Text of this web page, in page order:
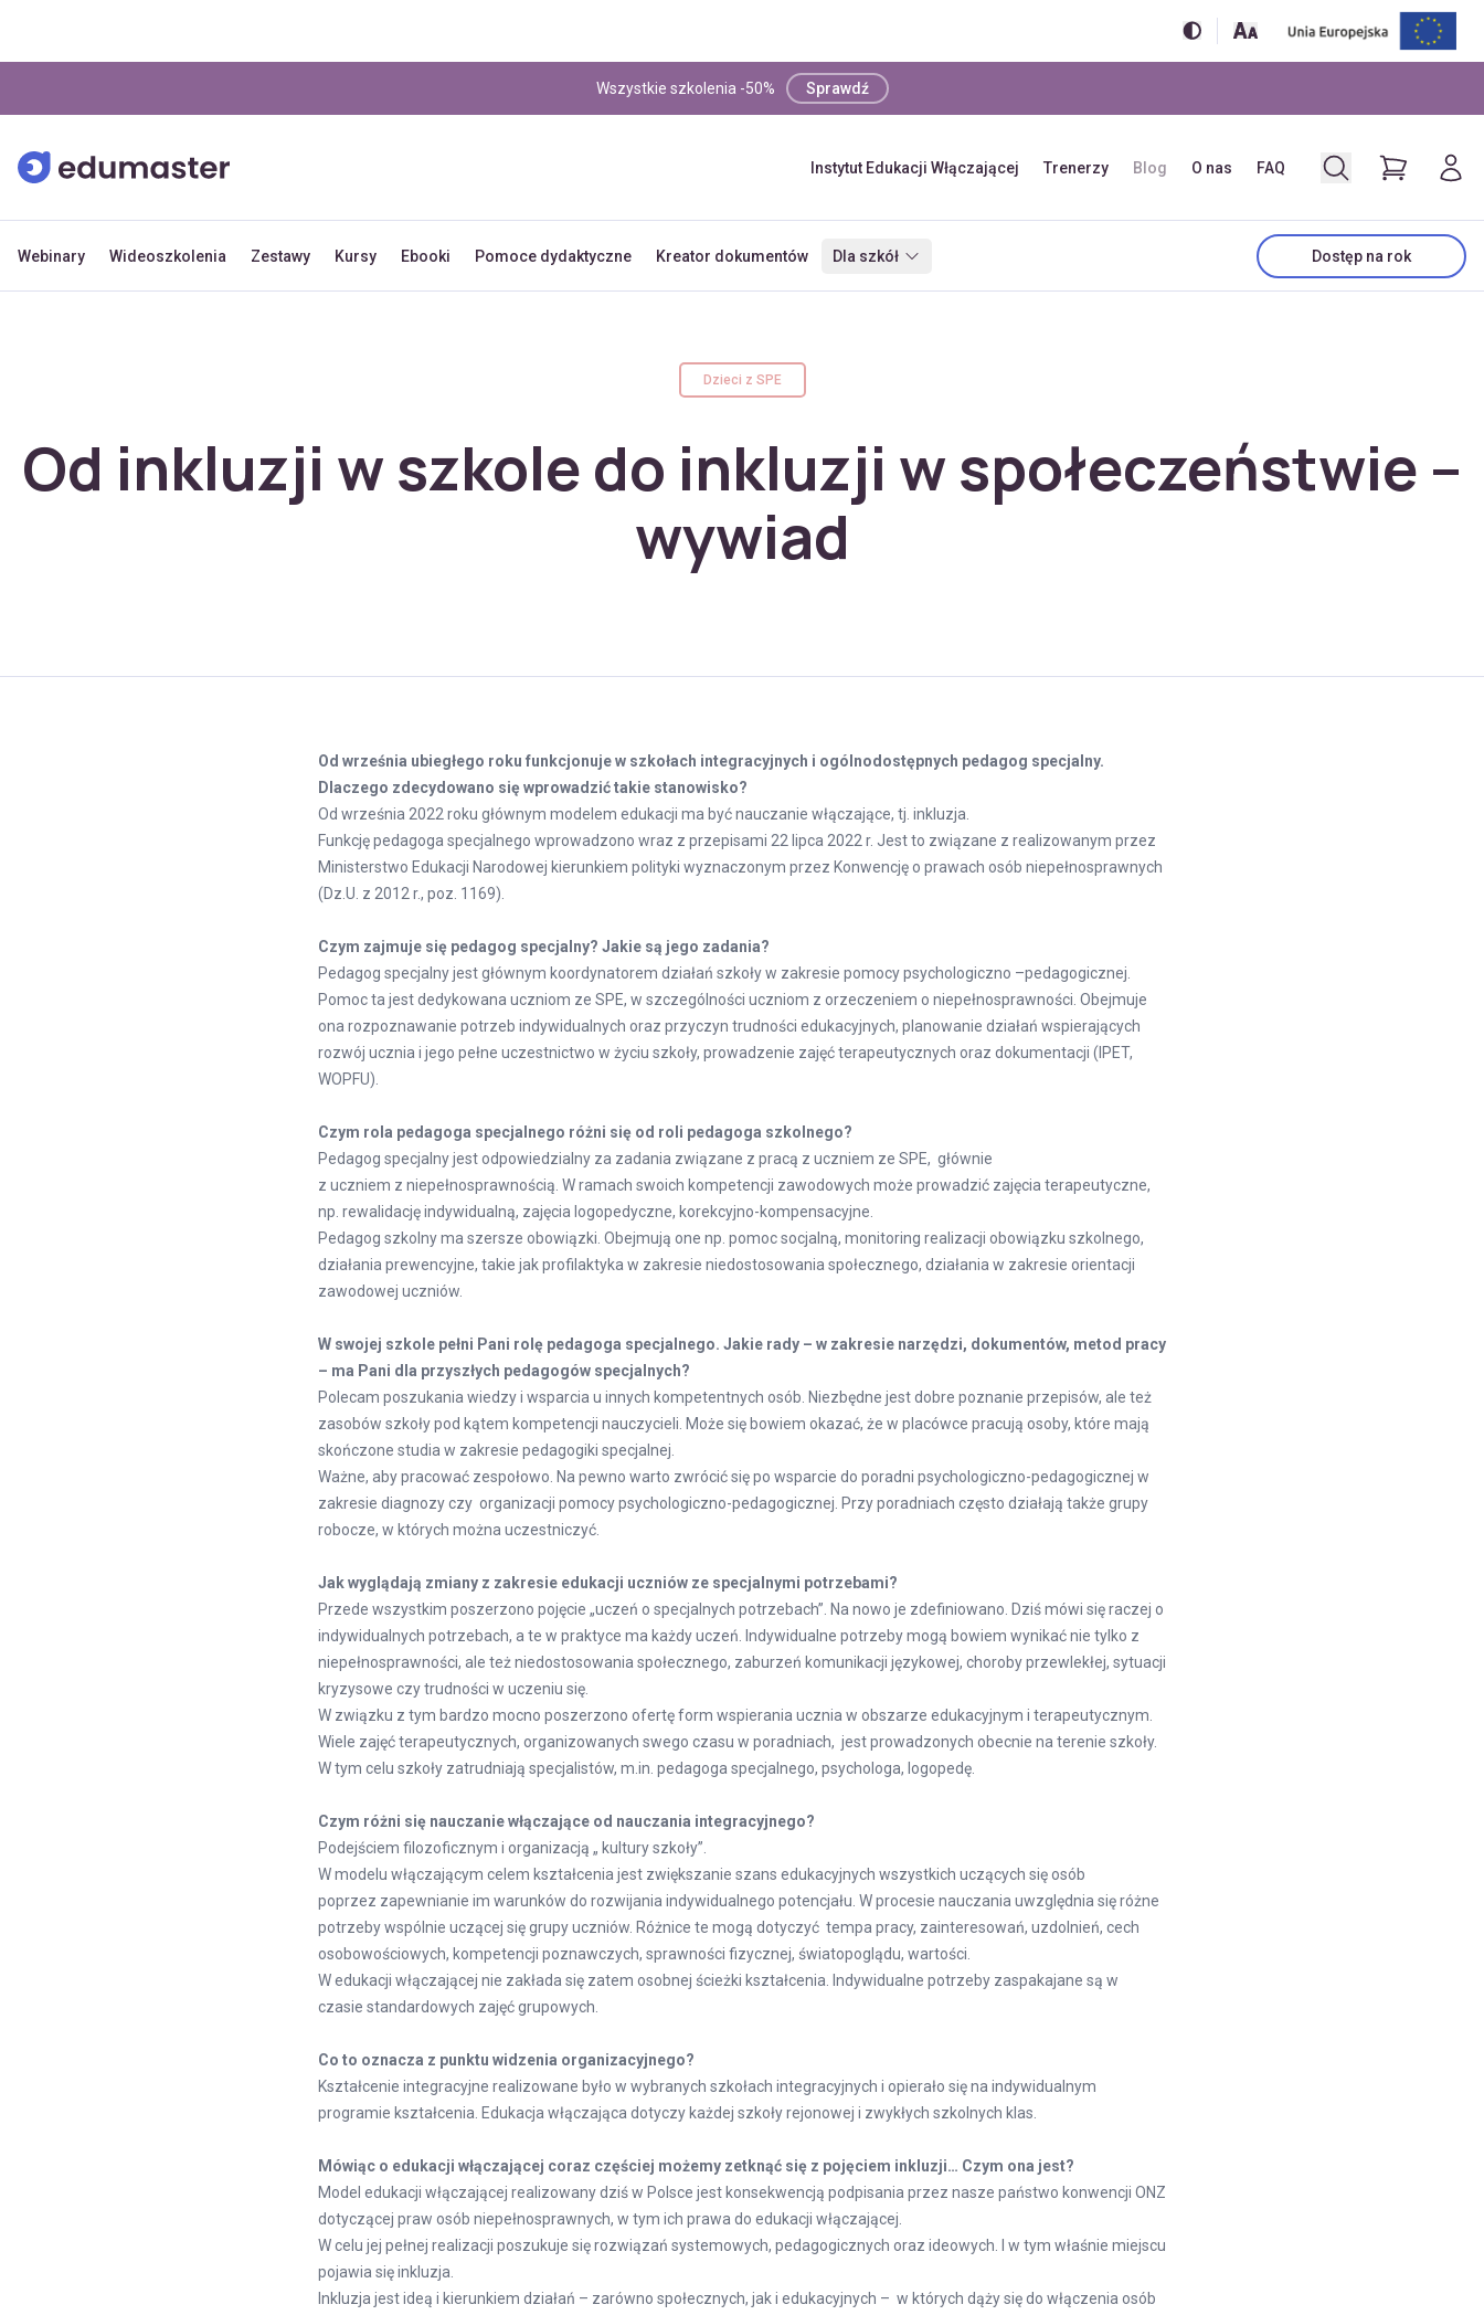
Wszystkie szkolenia -50% Sprawdź
Instytut Edukacji Włączającej Trenerzy Blog O nas FAQ
Webinary Wideoszkolenia Zestawy Kursy Ebooki Pomoce dydaktyczne Kreator dokumentów Dla szkół Dostęp na rok
Dzieci z SPE
Od inkluzji w szkole do inkluzji w społeczeństwie –
wywiad
Od września ubiegłego roku funkcjonuje w szkołach integracyjnych i ogólnodostępnych pedagog specjalny.
Dlaczego zdecydowano się wprowadzić takie stanowisko?
Od września 2022 roku głównym modelem edukacji ma być nauczanie włączające, tj. inkluzja.
Funkcję pedagoga specjalnego wprowadzono wraz z przepisami 22 lipca 2022 r. Jest to związane z realizowanym przez
Ministerstwo Edukacji Narodowej kierunkiem polityki wyznaczonym przez Konwencję o prawach osób niepełnosprawnych
(Dz.U. z 2012 r., poz. 1169).
Czym zajmuje się pedagog specjalny? Jakie są jego zadania?
Pedagog specjalny jest głównym koordynatorem działań szkoły w zakresie pomocy psychologiczno –pedagogicznej.
Pomoc ta jest dedykowana uczniom ze SPE, w szczególności uczniom z orzeczeniem o niepełnosprawności. Obejmuje
ona rozpoznawanie potrzeb indywidualnych oraz przyczyn trudności edukacyjnych, planowanie działań wspierających
rozwój ucznia i jego pełne uczestnictwo w życiu szkoły, prowadzenie zajęć terapeutycznych oraz dokumentacji (IPET,
WOPFU).
Czym rola pedagoga specjalnego różni się od roli pedagoga szkolnego?
Pedagog specjalny jest odpowiedzialny za zadania związane z pracą z uczniem ze SPE, głównie
z uczniem z niepełnosprawnością. W ramach swoich kompetencji zawodowych może prowadzić zajęcia terapeutyczne,
np. rewalidację indywidualną, zajęcia logopedyczne, korekcyjno-kompensacyjne.
Pedagog szkolny ma szersze obowiązki. Obejmują one np. pomoc socjalną, monitoring realizacji obowiązku szkolnego,
działania prewencyjne, takie jak profilaktyka w zakresie niedostosowania społecznego, działania w zakresie orientacji
zawodowej uczniów.
W swojej szkole pełni Pani rolę pedagoga specjalnego. Jakie rady – w zakresie narzędzi, dokumentów, metod pracy
– ma Pani dla przyszłych pedagogów specjalnych?
Polecam poszukania wiedzy i wsparcia u innych kompetentnych osób. Niezbędne jest dobre poznanie przepisów, ale też
zasobów szkoły pod kątem kompetencji nauczycieli. Może się bowiem okazać, że w placówce pracują osoby, które mają
skończone studia w zakresie pedagogiki specjalnej.
Ważne, aby pracować zespołowo. Na pewno warto zwrócić się po wsparcie do poradni psychologiczno-pedagogicznej w
zakresie diagnozy czy organizacji pomocy psychologiczno-pedagogicznej. Przy poradniach często działają także grupy
robocze, w których można uczestniczyć.
Jak wyglądają zmiany z zakresie edukacji uczniów ze specjalnymi potrzebami?
Przede wszystkim poszerzono pojęcie „uczeń o specjalnych potrzebach”. Na nowo je zdefiniowano. Dziś mówi się raczej o
indywidualnych potrzebach, a te w praktyce ma każdy uczeń. Indywidualne potrzeby mogą bowiem wynikać nie tylko z
niepełnosprawności, ale też niedostosowania społecznego, zaburzeń komunikacji językowej, choroby przewlekłej, sytuacji
kryzysowe czy trudności w uczeniu się.
W związku z tym bardzo mocno poszerzono ofertę form wspierania ucznia w obszarze edukacyjnym i terapeutycznym.
Wiele zajęć terapeutycznych, organizowanych swego czasu w poradniach, jest prowadzonych obecnie na terenie szkoły.
W tym celu szkoły zatrudniają specjalistów, m.in. pedagoga specjalnego, psychologa, logopedę.
Czym różni się nauczanie włączające od nauczania integracyjnego?
Podejściem filozoficznym i organizacją „ kultury szkoły”.
W modelu włączającym celem kształcenia jest zwiększanie szans edukacyjnych wszystkich uczących się osób
poprzez zapewnianie im warunków do rozwijania indywidualnego potencjału. W procesie nauczania uwzględnia się różne
potrzeby wspólnie uczącej się grupy uczniów. Różnice te mogą dotyczyć tempa pracy, zainteresowań, uzdolnień, cech
osobowościowych, kompetencji poznawczych, sprawności fizycznej, światopoglądu, wartości.
W edukacji włączającej nie zakłada się zatem osobnej ścieżki kształcenia. Indywidualne potrzeby zaspakajane są w
czasie standardowych zajęć grupowych.
Co to oznacza z punktu widzenia organizacyjnego?
Kształcenie integracyjne realizowane było w wybranych szkołach integracyjnych i opierało się na indywidualnym
programie kształcenia. Edukacja włączająca dotyczy każdej szkoły rejonowej i zwykłych szkolnych klas.
Mówiąc o edukacji włączającej coraz częściej możemy zetknąć się z pojęciem inkluzji… Czym ona jest?
Model edukacji włączającej realizowany dziś w Polsce jest konsekwencją podpisania przez nasze państwo konwencji ONZ
dotyczącej praw osób niepełnosprawnych, w tym ich prawa do edukacji włączającej.
W celu jej pełnej realizacji poszukuje się rozwiązań systemowych, pedagogicznych oraz ideowych. I w tym właśnie miejscu
pojawia się inkluzja.
Inkluzja jest ideą i kierunkiem działań – zarówno społecznych, jak i edukacyjnych – w których dąży się do włączenia osób